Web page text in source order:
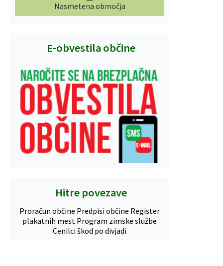
Nasmetena območja
E-obvestila občine
Hitre povezave
Proračun občine Predpisi občine Register
plakatnih mest Program zimske službe
Cenilci škod po divjadi